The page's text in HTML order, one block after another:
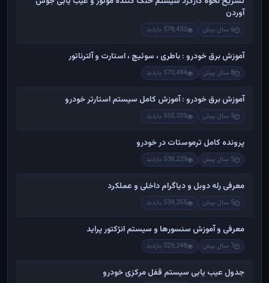
آوردن
6 سال پیش 578,432 بازدید
آموزش برق خودرو : باطری ، سوئیچ ، استارت و آلترناتور
8 سال پیش 570,484 بازدید
آموزش برق خودرو : آموزش کامل سیستم استارتر خودرو
5 سال پیش 550,333 بازدید
پرونده کامل ترموستات در خودرو
5 سال پیش 538,229 بازدید
معرفی رله دوبل و دیاگرام داخلی و عملکرد
5 سال پیش 534,255 بازدید
معرفی و آموزش سنسورها و سیستم انژکتور پراید
7 سال پیش 529,248 بازدید
جدول عیب یابی سیستم قفل مرکزی خودرو